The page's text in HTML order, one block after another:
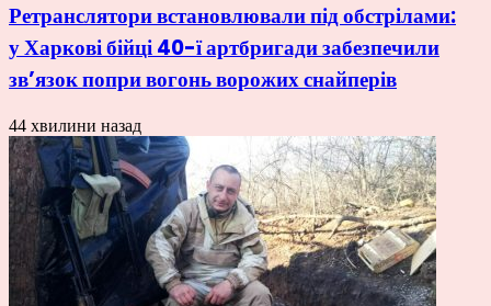
Ретранслятори встановлювали під обстрілами:
у Харкові бійці 40-ї артбригади забезпечили
зв’язок попри вогонь ворожих снайперів
44 хвилини назад